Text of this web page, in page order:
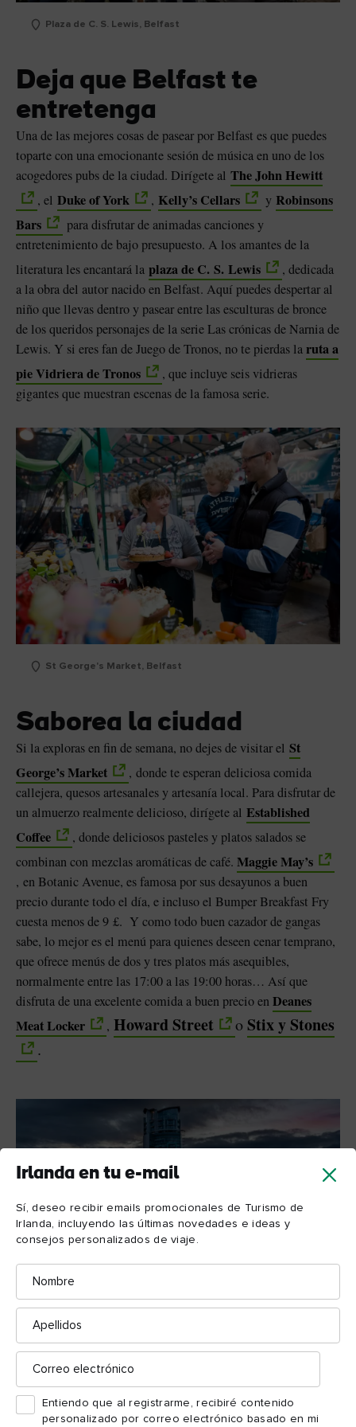
Irlanda en tu e-mail
Sí, deseo recibir emails promocionales de Turismo de
Irlanda, incluyendo las últimas novedades e ideas y
consejos personalizados de viaje.
Nombre
Apellidos
Correo
electrónico
Entiendo que al registrarme, recibiré contenido
personalizado por correo electrónico basado en mi
Plaza de C. S. Lewis, Belfast
Deja que Belfast te
entretenga
Una de las mejores cosas de pasear por Belfast es que puedes
toparte con una emocionante sesión de música en uno de los
acogedores pubs de la ciudad. Dirígete al The John Hewitt
, el Duke of York , Kelly’s Cellars y Robinsons
Bars
para disfrutar de animadas canciones y
entretenimiento de bajo presupuesto. A los amantes de la
literatura les encantará la plaza de C. S. Lewis
, dedicada
a la obra del autor nacido en Belfast. Aquí puedes despertar al
niño que llevas dentro y pasear entre las esculturas de bronce
de los queridos personajes de la serie Las crónicas de Narnia de
Lewis. Y si eres fan de Juego de Tronos, no te pierdas la ruta a
pie Vidriera de Tronos
, que incluye seis vidrieras
gigantes que muestran escenas de la famosa serie.
St George's Market, Belfast
Saborea la ciudad
Si la exploras en fin de semana, no dejes de visitar el St
George’s Market
, donde te esperan deliciosa comida
callejera, quesos artesanales y artesanía local. Para disfrutar de
un almuerzo realmente delicioso, dirígete al Established
Coffee
, donde deliciosos pasteles y platos salados se
combinan con mezclas aromáticas de café. MaggieMay’s
, en Botanic Avenue, es famosa por sus desayunos a buen
precio durante todo el día, e incluso el Bumper Breakfast Fry
cuesta menos de 9 £. Y como todo buen cazador de gangas
sabe, lo mejor es el menú para quienes deseen cenar temprano,
que ofrece menús de dos y tres platos más asequibles,
normalmente entre las 17:00 a las 19:00 horas… Así que
disfruta de una excelente comida a buen precio enDeanes
Meat Locker
, Howard Street oStix y Stones
.
Cómo moverse por la